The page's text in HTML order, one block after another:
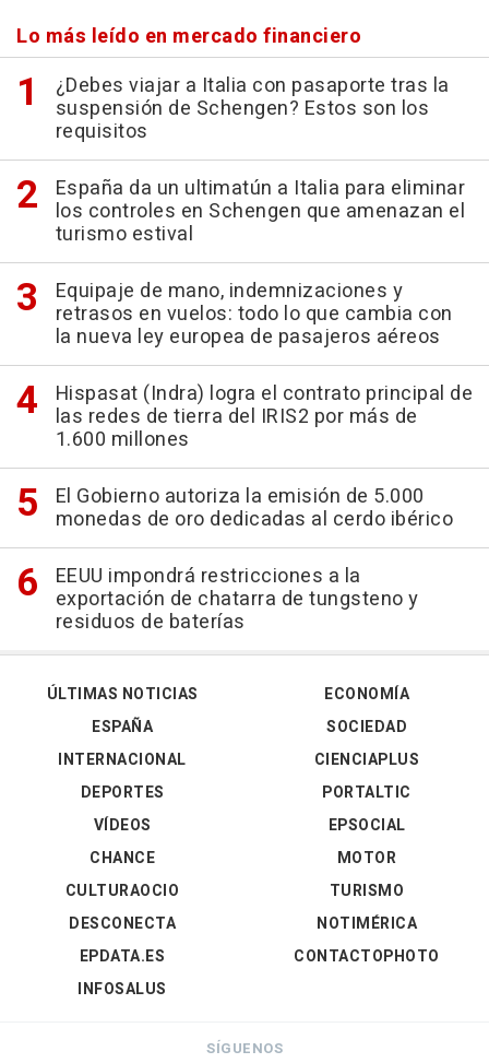
Lo más leído en mercado financiero
¿Debes viajar a Italia con pasaporte tras la
suspensión de Schengen? Estos son los
requisitos
España da un ultimatún a Italia para eliminar
los controles en Schengen que amenazan el
turismo estival
Equipaje de mano, indemnizaciones y
retrasos en vuelos: todo lo que cambia con
la nueva ley europea de pasajeros aéreos
Hispasat (Indra) logra el contrato principal de
las redes de tierra del IRIS2 por más de
1.600 millones
El Gobierno autoriza la emisión de 5.000
monedas de oro dedicadas al cerdo ibérico
EEUU impondrá restricciones a la
exportación de chatarra de tungsteno y
residuos de baterías
ÚLTIMAS NOTICIAS
ESPAÑA
INTERNACIONAL
DEPORTES
VÍDEOS
ECONOMÍA
SOCIEDAD
CIENCIAPLUS
PORTALTIC
EPSOCIAL
CHANCE
CULTURAOCIO
DESCONECTA
EPDATA.ES
INFOSALUS
MOTOR
TURISMO
NOTIMÉRICA
CONTACTOPHOTO
SÍGUENOS